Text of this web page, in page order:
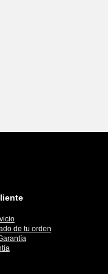
de tu orden